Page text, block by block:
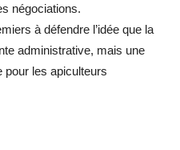
négociations.
à défendre l’idée que la
administrative, mais une
pour les apiculteurs